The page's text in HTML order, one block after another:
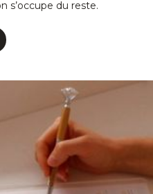
s’occupe du reste.